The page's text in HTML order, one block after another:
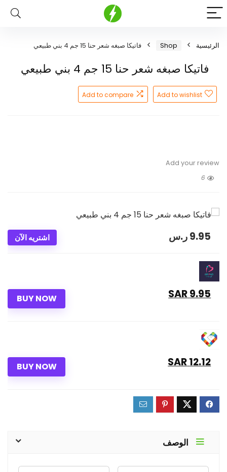
الرئيسية Shop فاتيكا صبغه شعر حنا 15 جم 4 بني طبيعي
فاتيكا صبغه شعر حنا 15 جم 4 بني طبيعي
Add to wishlist
Add to compare
Add your review
6
اشتريه الآن 9.95ر.س
BUY NOW 9.95 SAR
BUY NOW 12.12 SAR
الوصف